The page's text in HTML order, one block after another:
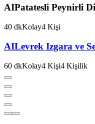
AIPatatesli Peynirli
40 dkKolay4 Kişi
AILevrek Izgara ve
60 dkKolay4 Kişi4 Kişilik